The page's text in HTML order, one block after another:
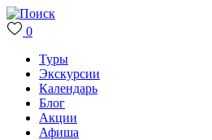
0
Туры
Экскурсии
Календарь
Блог
Акции
Афиша